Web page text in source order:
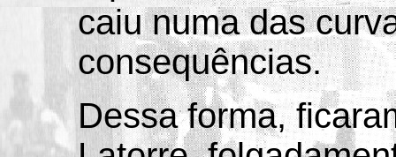
caiu numa das
consequências.
Dessa forma,